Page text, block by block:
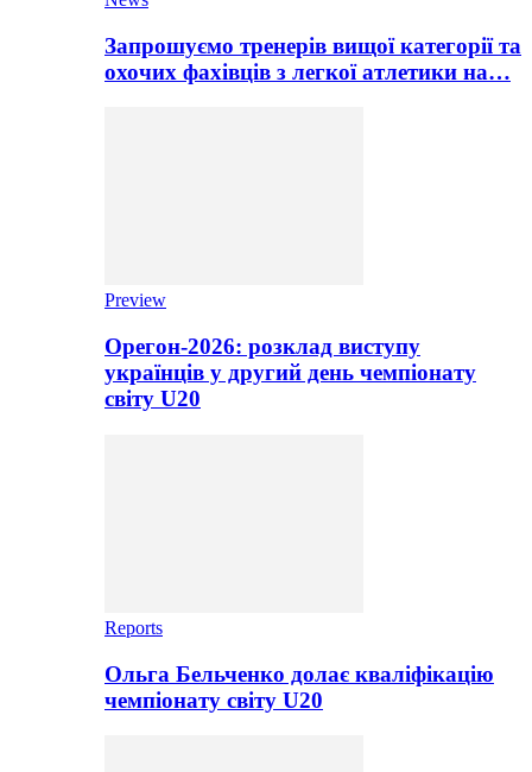
Запрошуємо тренерів вищої категорії та
охочих фахівців з легкої атлетики на…
Preview
Орегон-2026: розклад виступу
українців у другий день чемпіонату
світу U20
Reports
Ольга Бельченко долає кваліфікацію
чемпіонату світу U20